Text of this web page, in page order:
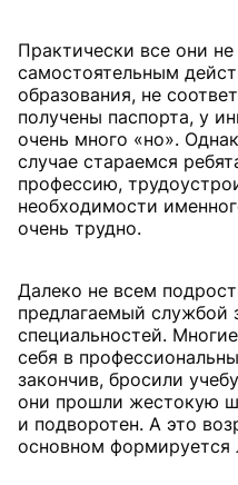
Практически все они не
самостоятельным
образования, не
получены паспорта, у
очень много «но».
случае стараемся
профессию,
необходимости
очень трудно.
Далеко не всем
предлагаемый службой
специальностей.
себя в
закончив, бросили
они прошли жестокую
и подворотен. А это
основном формируется